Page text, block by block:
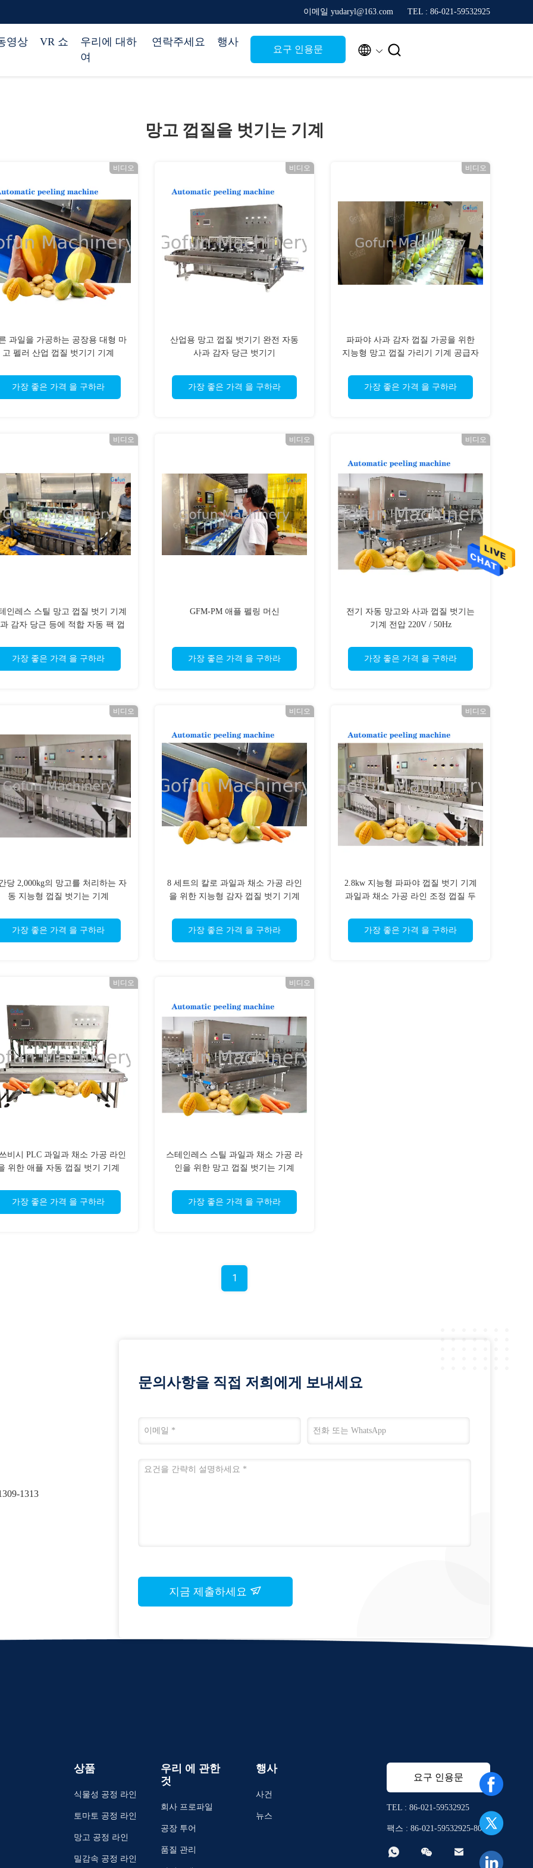
이메일 yudaryl@163.com TEL : 86-021-59532925
영상 VR 쇼
우리에 대하
여
연락주세요 행사
요구 인용문  
망고 껍질을 벗기는 기계
비디오
과일을 가공하는 공장용 대형 마
고 펠러 산업 껍질 벗기기 기계
가장 좋은 가격 을 구하라
비디오
산업용 망고 껍질 벗기기 완전 자동
사과 감자 당근 벗기기
가장 좋은 가격 을 구하라
비디오
파파야 사과 감자 껍질 가공을 위한
지능형 망고 껍질 가리기 기계 공급자
가장 좋은 가격 을 구하라
비디오
인레스 스틸 망고 껍질 벗기 기계
감자 당근 등에 적합 자동 팩 껍
가장 좋은 가격 을 구하라
비디오
GFM-PM 애플 펠링 머신
가장 좋은 가격 을 구하라
비디오
전기 자동 망고와 사과 껍질 벗기는
기계 전압 220V / 50Hz
가장 좋은 가격 을 구하라
비디오
당 2,000kg의 망고를 처리하는 자
동 지능형 껍질 벗기는 기계
가장 좋은 가격 을 구하라
비디오
8 세트의 칼로 과일과 채소 가공 라인
을 위한 지능형 감자 껍질 벗기 기계
가장 좋은 가격 을 구하라
비디오
2.8kw 지능형 파파야 껍질 벗기 기계
과일과 채소 가공 라인 조정 껍질 두
가장 좋은 가격 을 구하라
비디오
비시 PLC 과일과 채소 가공 라인
위한 애플 자동 껍질 벗기 기계
가장 좋은 가격 을 구하라
비디오
스테인레스 스틸 과일과 채소 가공 라
인을 위한 망고 껍질 벗기는 기계
가장 좋은 가격 을 구하라
1
1313
문의사항을 직접 저희에게 보내세요
지금 제출하세요
상품
식물성 공정 라인
토마토 공정 라인
망고 공정 라인
밀감속 공정 라인
우리 에 관한
것
회사 프로파일
공장 투어
품질 관리
행사
사건
뉴스
요구 인용문
TEL : 86-021-59532925
팩스 : 86-021-59532925-8010
  